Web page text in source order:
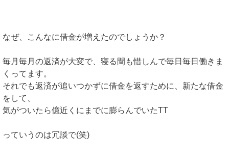
なぜ、こんなに借金が増えたのでしょうか？
毎月毎月の返済が大変で、寝る間も惜しんで毎日毎日働きま
くってます。
それでも返済が追いつかずに借金を返すために、新たな借金
をして、
気がついたら億近くにまでに膨らんでいたTT
っていうのは冗談で(笑)